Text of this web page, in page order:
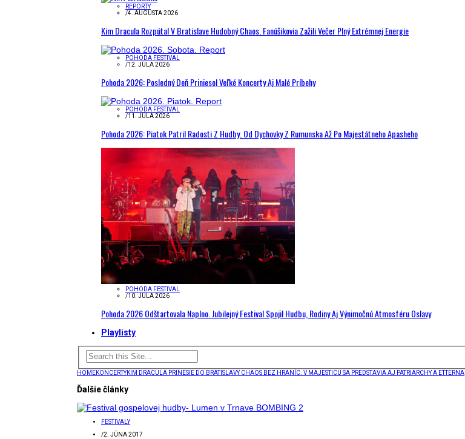
REPORTY
/4. AUGUSTA 2026
Kim Dracula Rozpútal V Bratislave Hudobný Chaos. Fanúšikovia Zažili Večer Plný Extrémnej Energie
POHODA FESTIVAL
/12. JÚLA 2026
Pohoda 2026: Posledný Deň Priniesol Veľké Koncerty Aj Malé Príbehy
POHODA FESTIVAL
/11. JÚLA 2026
Pohoda 2026: Piatok Patril Radosti Z Hudby. Od Dychovky Z Rumunska Až Po Majestátneho Apasheho
POHODA FESTIVAL
/10. JÚLA 2026
Pohoda 2026 Odštartovala Naplno. Jubilejný Festival Spojil Hudbu, Rodiny Aj Výnimočnú Atmosféru Oslavy
Playlisty
HOMEKONCERTYKIM DRACULA PRINESIE DO BRATISLAVY CHAOS BEZ HRANÍC. V MAJESTICU SA PREDSTAVIA AJ PATRIARCHY A ETTERNA
Ďalšie články
FESTIVALY
/2. JÚNA 2017